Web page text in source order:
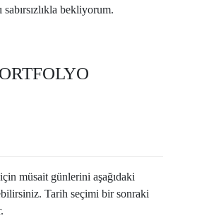
bekliyorum.
için müsait günlerini aşağıdaki
Tarih seçimi bir sonraki